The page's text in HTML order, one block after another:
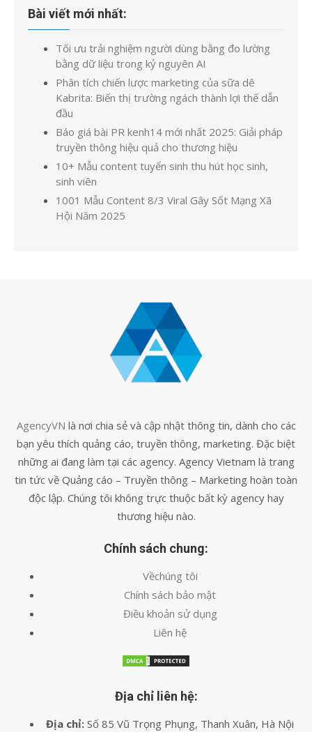
Bài viết mới nhất:
Tối ưu trải nghiệm người dùng bằng đo lường
bằng dữ liệu trong kỷ nguyên AI
Phân tích chiến lược marketing của sữa dê
Kabrita: Biến thị trường ngách thành lợi thế dẫn
đầu
Báo giá bài PR kenh14 mới nhất 2025: Giải pháp
truyền thông hiệu quả cho thương hiệu
10+ Mẫu content tuyển sinh thu hút học sinh,
sinh viên
1001 Mẫu Content 8/3 Viral Gây Sốt Mạng Xã
Hội Năm 2025
AgencyVN là nơi chia sẻ và cập nhật thông tin, dành cho các
bạn yêu thích quảng cáo, truyền thông, marketing. Đặc biệt
những ai đang làm tại các agency. Agency Vietnam là trang
tin tức về Quảng cáo – Truyền thông – Marketing hoàn toàn
độc lập. Chúng tôi không trực thuộc bất kỳ agency hay
thương hiệu nào.
Chính sách chung:
Vềchúng tôi
Chính sách bảo mật
Điều khoản sử dụng
Liên hệ
Địa chỉ liên hệ:
Địa chỉ: Số 85 Vũ Trọng Phụng, Thanh Xuân, Hà Nội